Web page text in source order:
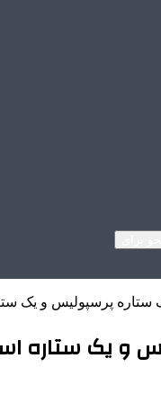
ستاره پرسپولیس و یک
و یک ستاره